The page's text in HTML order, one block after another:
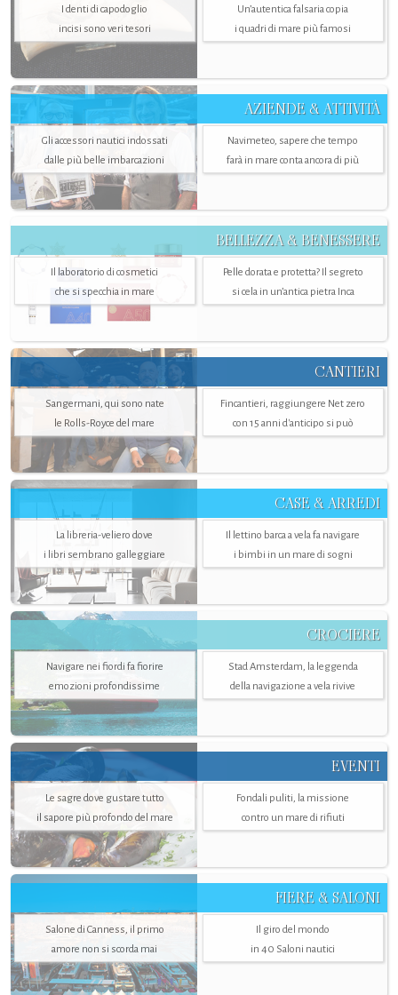
I denti di capodoglio
incisi sono veri tesori
Un’autentica falsaria copia
i quadri di mare più famosi
AZIENDE & ATTIVITÀ
Gli accessori nautici indossati
dalle più belle imbarcazioni
Navimeteo, sapere che tempo
farà in mare conta ancora di più
BELLEZZA & BENESSERE
Il laboratorio di cosmetici
che si specchia in mare
Pelle dorata e protetta? Il segreto
si cela in un’antica pietra Inca
CANTIERI
Sangermani, qui sono nate
le Rolls-Royce del mare
Fincantieri, raggiungere Net zero
con 15 anni d'anticipo si può
CASE & ARREDI
La libreria-veliero dove
i libri sembrano galleggiare
Il lettino barca a vela fa navigare
i bimbi in un mare di sogni
CROCIERE
Navigare nei fiordi fa fiorire
emozioni profondissime
Stad Amsterdam, la leggenda
della navigazione a vela rivive
EVENTI
Le sagre dove gustare tutto
il sapore più profondo del mare
Fondali puliti, la missione
contro un mare di rifiuti
FIERE & SALONI
Salone di Canness, il primo
amore non si scorda mai
Il giro del mondo
in 40 Saloni nautici